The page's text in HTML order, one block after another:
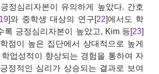
정심리자본이 유의하게 높았다. 간호
]와 중학생 대상의 연구[22]에서도 학
록 긍정심리자본이 높았고, Kim 등[23]
점이 높은 집단에서 상대적으로 높게
업성적이 향상되는 경험을 통하여 자
정적인 심리가 상승되는 결과로 보여